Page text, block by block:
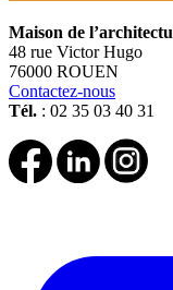
Maison de
48 rue Victor Hugo
76000 ROUEN
Contactez-nous
Tél. : 02 35 03 40 31